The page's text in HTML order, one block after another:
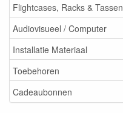
Flightcases, Racks & Tassen
Audiovisueel / Computer
Installatie Materiaal
Toebehoren
Cadeaubonnen